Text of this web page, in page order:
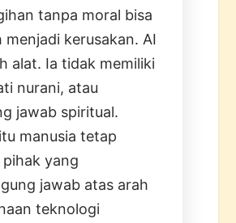
tanpa moral bisa
menjadi kerusakan. AI
alat. Ia tidak memiliki
nurani, atau
jawab spiritual.
manusia tetap
pihak yang
jawab atas arah
teknologi